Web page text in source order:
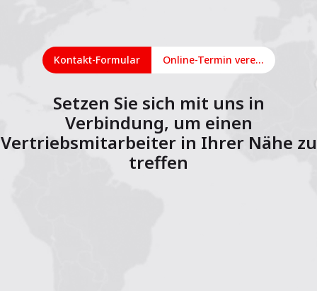
Kontakt-Formular Online-Termin vereinbaren
Setzen Sie sich mit uns in
Verbindung, um einen
Vertriebsmitarbeiter in Ihrer Nähe zu
treffen